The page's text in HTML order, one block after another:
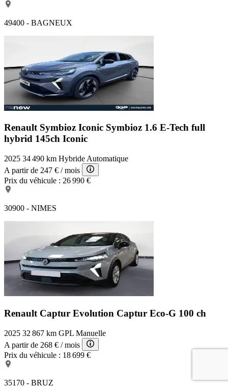
49400 - BAGNEUX
Renault Symbioz Iconic Symbioz 1.6 E-Tech full
hybrid 145ch Iconic
2025 34 490 km Hybride Automatique
A partir de 247 € / mois
Prix du véhicule : 26 990 €
30900 - NIMES
Renault Captur Evolution Captur Eco-G 100 ch
2025 32 867 km GPL Manuelle
A partir de 268 € / mois
Prix du véhicule : 18 699 €
35170 - BRUZ